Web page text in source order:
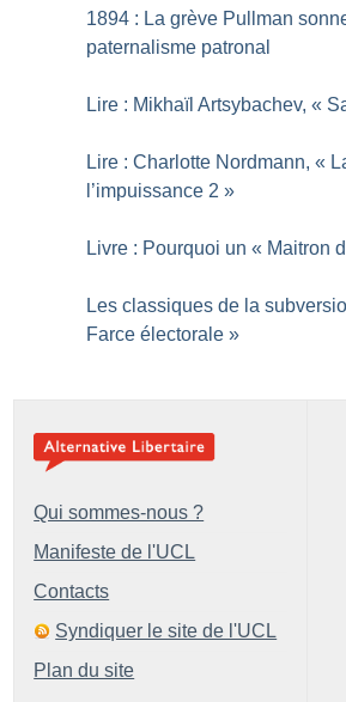
1894 : La grève Pullman
paternalisme patronal
Lire : Mikhaïl Artsybachev, «
Lire : Charlotte Nordmann, «
l’impuissance 2 »
Livre : Pourquoi un « Maitron
Les classiques de la
Farce électorale »
Qui sommes-nous ?
Manifeste de l'UCL
Contacts
Syndiquer le site de l'UCL
Plan du site